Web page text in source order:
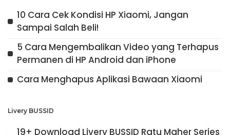
10 Cara Cek Kondisi HP Xiaomi, Jangan
Sampai Salah Beli!
5 Cara Mengembalikan Video yang Terhapus
Permanen di HP Android dan iPhone
Cara Menghapus Aplikasi Bawaan Xiaomi
Livery BUSSID
19+ Download Livery BUSSID Ratu Maher Series